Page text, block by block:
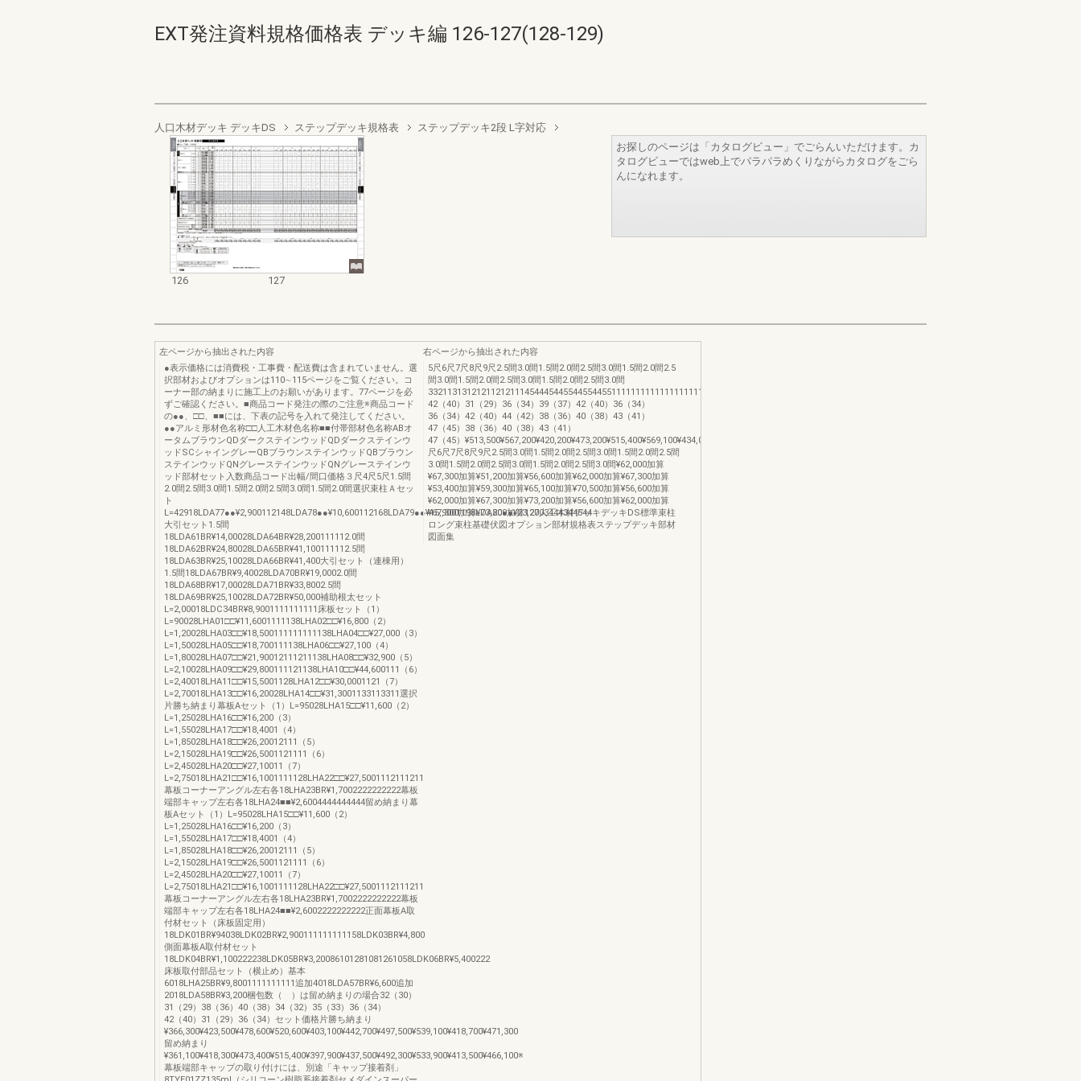
EXT発注資料規格価格表 デッキ編 126-127(128-129)
人口木材デッキ デッキDS ステップデッキ規格表 ステップデッキ2段 L字対応
126 127
お探しのページは「カタログビュー」でごらんいただけます。カ
タログビューではweb上でパラパラめくりながらカタログをごら
んになれます。
左ページから抽出された内容
●表示価格には消費税・工事費・配送費は含まれていません。選
択部材およびオプションは110∼115ページをご覧ください。コ
ーナー部の納まりに施工上のお願いがあります。77ページを必
ずご確認ください。■商品コード発注の際のご注意※商品コード
の●●、□□、■■には、下表の記号を入れて発注してください。
●●アルミ形材色名称□□人工木材色名称■■付帯部材色名称ABオ
ータムブラウンQDダークステインウッドQDダークステインウ
ッドSCシャイングレーQBブラウンステインウッドQBブラウン
ステインウッドQNグレーステインウッドQNグレーステインウ
ッド部材セット入数商品コード出幅/間口価格３尺4尺5尺1.5間
2.0間2.5間3.0間1.5間2.0間2.5間3.0間1.5間2.0間選択束柱Ａセッ
ト
L=42918LDA77●●¥2,900112148LDA78●●¥10,600112168LDA79●●¥15,9001198LDA80●●¥23,2003444344544
大引セット1.5間
18LDA61BR¥14,00028LDA64BR¥28,200111112.0間
18LDA62BR¥24,80028LDA65BR¥41,100111112.5間
18LDA63BR¥25,10028LDA66BR¥41,400大引セット（連棟用）
1.5間18LDA67BR¥9,40028LDA70BR¥19,0002.0間
18LDA68BR¥17,00028LDA71BR¥33,8002.5間
18LDA69BR¥25,10028LDA72BR¥50,000補助根太セット
L=2,00018LDC34BR¥8,9001111111111床板セット（1）
L=90028LHA01□□¥11,6001111138LHA02□□¥16,800（2）
L=1,20028LHA03□□¥18,500111111111138LHA04□□¥27,000（3）
L=1,50028LHA05□□¥18,700111138LHA06□□¥27,100（4）
L=1,80028LHA07□□¥21,90012111211138LHA08□□¥32,900（5）
L=2,10028LHA09□□¥29,800111121138LHA10□□¥44,600111（6）
L=2,40018LHA11□□¥15,5001128LHA12□□¥30,0001121（7）
L=2,70018LHA13□□¥16,20028LHA14□□¥31,3001133113311選択
片勝ち納まり幕板Aセット（1）L=95028LHA15□□¥11,600（2）
L=1,25028LHA16□□¥16,200（3）
L=1,55028LHA17□□¥18,4001（4）
L=1,85028LHA18□□¥26,20012111（5）
L=2,15028LHA19□□¥26,5001121111（6）
L=2,45028LHA20□□¥27,10011（7）
L=2,75018LHA21□□¥16,1001111128LHA22□□¥27,5001112111211
幕板コーナーアングル左右各18LHA23BR¥1,7002222222222幕板
端部キャップ左右各18LHA24■■¥2,6004444444444留め納まり幕
板Aセット（1）L=95028LHA15□□¥11,600（2）
L=1,25028LHA16□□¥16,200（3）
L=1,55028LHA17□□¥18,4001（4）
L=1,85028LHA18□□¥26,20012111（5）
L=2,15028LHA19□□¥26,5001121111（6）
L=2,45028LHA20□□¥27,10011（7）
L=2,75018LHA21□□¥16,1001111128LHA22□□¥27,5001112111211
幕板コーナーアングル左右各18LHA23BR¥1,7002222222222幕板
端部キャップ左右各18LHA24■■¥2,6002222222222正面幕板A取
付材セット（床板固定用）
18LDK01BR¥94038LDK02BR¥2,900111111111158LDK03BR¥4,800
側面幕板A取付材セット
18LDK04BR¥1,100222238LDK05BR¥3,20086101281081261058LDK06BR¥5,400222
床板取付部品セット（横止め）基本
6018LHA25BR¥9,8001111111111追加4018LDA57BR¥6,600追加
2018LDA58BR¥3,200梱包数（ ）は留め納まりの場合32（30）
31（29）38（36）40（38）34（32）35（33）36（34）
42（40）31（29）36（34）セット価格片勝ち納まり
¥366,300¥423,500¥478,600¥520,600¥403,100¥442,700¥497,500¥539,100¥418,700¥471,300
留め納まり
¥361,100¥418,300¥473,400¥515,400¥397,900¥437,500¥492,300¥533,900¥413,500¥466,100※
幕板端部キャップの取り付けには、別途「キャップ接着剤」
右ページから抽出された内容
5尺6尺7尺8尺9尺2.5間3.0間1.5間2.0間2.5間3.0間1.5間2.0間2.5
間3.0間1.5間2.0間2.5間3.0間1.5間2.0間2.5間3.0間
42（40）31（29）36（34）39（37）42（40）36（34）
36（34）42（40）44（42）38（36）40（38）43（41）
47（45）38（36）40（38）43（41）
47（45）
尺6尺7尺8尺9尺2.5間3.0間1.5間2.0間2.5間3.0間1.5間2.0間2.5間
3.0間1.5間2.0間2.5間3.0間1.5間2.0間2.5間3.0間¥62,000加算
¥67,300加算¥51,200加算¥56,600加算¥62,000加算¥67,300加算
¥53,400加算¥59,300加算¥65,100加算¥70,500加算¥56,600加算
¥62,000加算¥67,300加算¥73,200加算¥56,600加算¥62,000加算
¥67,300加算¥73,200加算127人工木材デッキデッキDS標準束柱
ロング束柱基礎伏図オプション部材規格表ステップデッキ部材
図面集